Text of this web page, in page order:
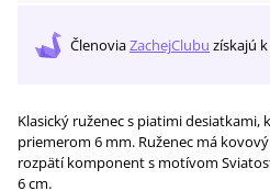
ČlenoviaZachejClubu získajú
Klasický ruženec s piatimi desiatkami,
priemerom 6 mm. Ruženec má
rozpätí komponent s motívom
6 cm.